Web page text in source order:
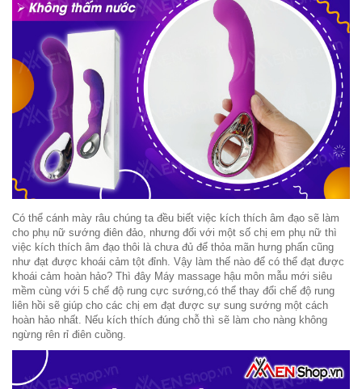
Có thể cánh mày râu chúng ta đều biết việc kích thích âm đạo sẽ làm
cho phụ nữ sướng điên đảo, nhưng đối với một số chị em phụ nữ thì
việc kích thích âm đạo thôi là chưa đủ để thỏa mãn hưng phấn cũng
như đạt được khoái cảm tột đỉnh. Vậy làm thế nào để có thể đạt được
khoái cảm hoàn hảo? Thì đây Máy massage hậu môn mẫu mới siêu
mềm cùng với 5 chế độ rung cực sướng,có thể thay đổi chế độ rung
liên hồi sẽ giúp cho các chị em đạt được sự sung sướng một cách
hoàn hảo nhất. Nếu kích thích đúng chỗ thì sẽ làm cho nàng không
ngừng rên rỉ điên cuồng.